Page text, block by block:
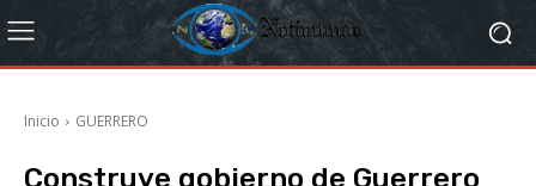
Inicio GUERRERO
Construye gobierno de Guerrero